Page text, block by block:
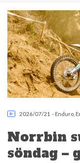
2026/07/21 - Enduro
Norrbin
söndag –